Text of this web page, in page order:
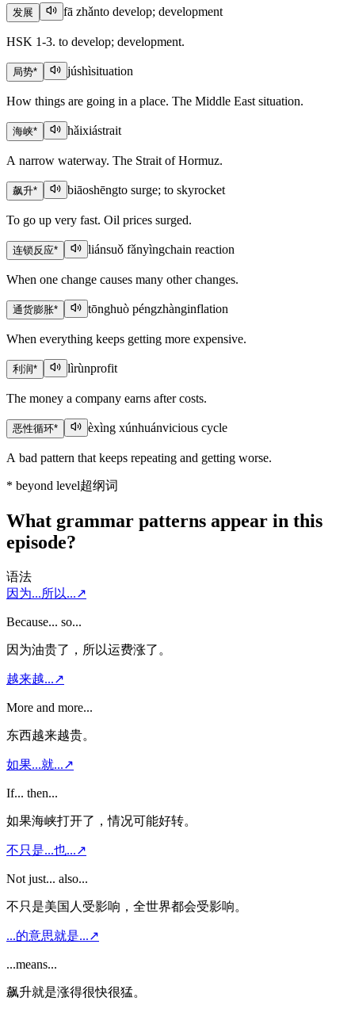
发展 fā zhǎnto develop; development
HSK 1-3. to develop; development.
局势* júshìsituation
How things are going in a place. The Middle East situation.
海峡* hǎixiástrait
A narrow waterway. The Strait of Hormuz.
飙升* biāoshēngto surge; to skyrocket
To go up very fast. Oil prices surged.
连锁反应* liánsuǒ fǎnyìngchain reaction
When one change causes many other changes.
通货膨胀* tōnghuò péngzhànginflation
When everything keeps getting more expensive.
利润* lìrùnprofit
The money a company earns after costs.
恶性循环* èxìng xúnhuánvicious cycle
A bad pattern that keeps repeating and getting worse.
* beyond level超纲词
What grammar patterns appear in this
episode?
语法
因为...所以...↗
Because... so...
因为油贵了，所以运费涨了。
越来越...↗
More and more...
东西越来越贵。
如果...就...↗
If... then...
如果海峡打开了，情况可能好转。
不只是...也...↗
Not just... also...
不只是美国人受影响，全世界都会受影响。
...的意思就是...↗
...means...
飙升就是涨得很快很猛。